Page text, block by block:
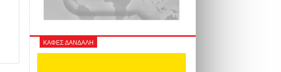
ΚΑΦΕΣ ΔΑΝΔΑΛΗ